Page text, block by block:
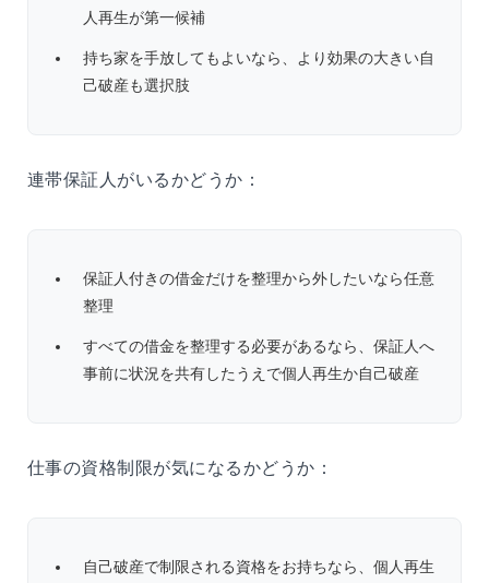
人再生が第一候補
持ち家を手放してもよいなら、より効果の大きい自
己破産も選択肢
連帯保証人がいるかどうか：
保証人付きの借金だけを整理から外したいなら任意
整理
すべての借金を整理する必要があるなら、保証人へ
事前に状況を共有したうえで個人再生か自己破産
仕事の資格制限が気になるかどうか：
自己破産で制限される資格をお持ちなら、個人再生